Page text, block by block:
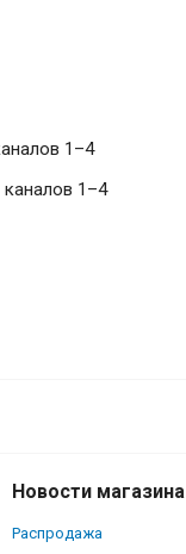
1–4
1–4
Новости магазина
Распродажа